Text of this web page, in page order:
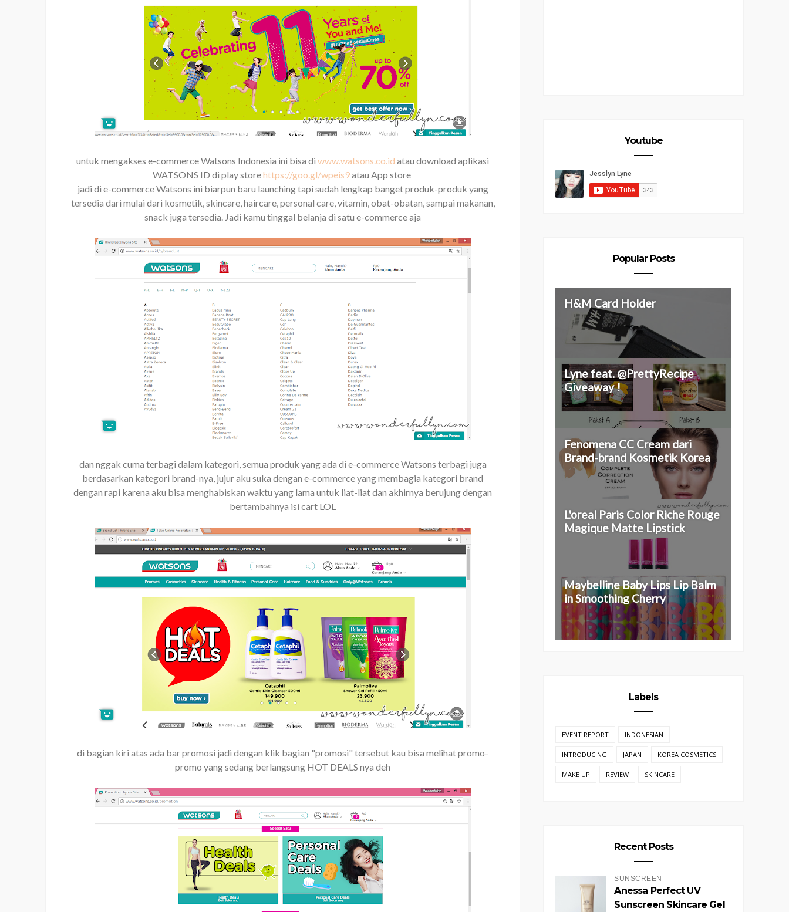
untuk mengakses e-commerce Watsons Indonesia ini bisa diwww.watsons.co.id atau download aplikasi
WATSONS ID di play storehttps://goo.gl/wpeis9atau App store
jadi di e-commerce Watsons ini biarpun baru launching tapi sudah lengkap banget produk-produk yang
tersedia dari mulai dari kosmetik, skincare, haircare, personal care, vitamin, obat-obatan, sampai makanan,
snack juga tersedia. Jadi kamu tinggal belanja di satu e-commerce aja
dan nggak cuma terbagi dalam kategori, semua produk yang ada di e-commerce Watsons terbagi juga
berdasarkan kategori brand-nya, jujur aku suka dengan e-commerce yang membagia kategori brand
dengan rapi karena aku bisa menghabiskan waktu yang lama untuk liat-liat dan akhirnya berujung dengan
bertambahnya isi cart LOL
di bagian kiri atas ada bar promosi jadi dengan klik bagian "promosi" tersebut kau bisa melihat promo-
promo yang sedang berlangsung HOT DEALS nya deh
Youtube
Popular Posts
H&M Card Holder
Lyne feat. @PrettyRecipe
Giveaway !
Fenomena CC Cream dari
Brand-brand Kosmetik Korea
L'oreal Paris Color Riche Rouge
Magique Matte Lipstick
Maybelline Baby Lips Lip Balm
in Smoothing Cherry
Labels
EVENT REPORT INDONESIAN
INTRODUCING JAPAN KOREA COSMETICS
MAKE UP REVIEW SKINCARE
Recent Posts
SUNSCREEN
Anessa Perfect UV
Sunscreen Skincare Gel